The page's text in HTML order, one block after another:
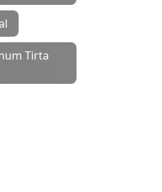
Tirta